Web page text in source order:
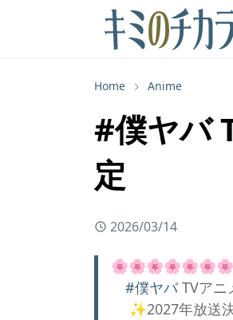
Home Anime
#僕ヤバ
定
2026/03/14
#僕ヤバTVアニ
✨️2027年放送